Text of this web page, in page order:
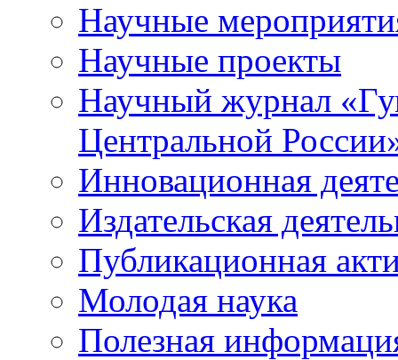
Научные
Научные проекты
Научный журнал «
Центральной
Инновационная
Издательская
Публикационная
Молодая наука
Полезная